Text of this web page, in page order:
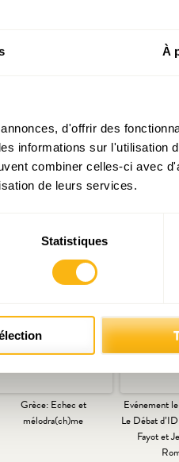
À
d'offrir des
informations sur l'utilisation
combiner celles-ci avec
de leurs services.
Statistiques
sur le périmètre
profondément
prouvé combien il y avait
le pays.
Grèce: Echec et
mélodra(ch)me
Evénement
Le Débat
Fayot et